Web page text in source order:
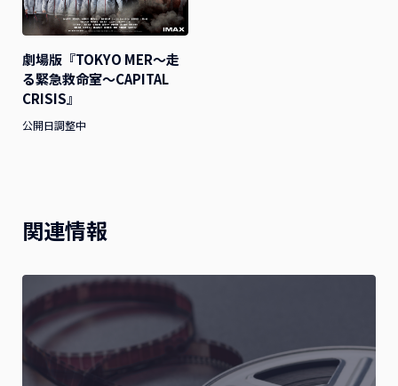
劇場版『TOKYO MER～走
る緊急救命室～CAPITAL
CRISIS』
公開日調整中
関連情報